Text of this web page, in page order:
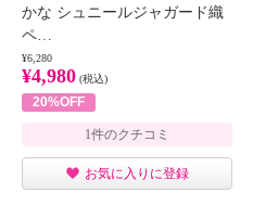
かな シュニールジャガード織
ペ…
¥6,280
¥4,980 (税込)
20%OFF
1件のクチコミ
お気に入りに登録